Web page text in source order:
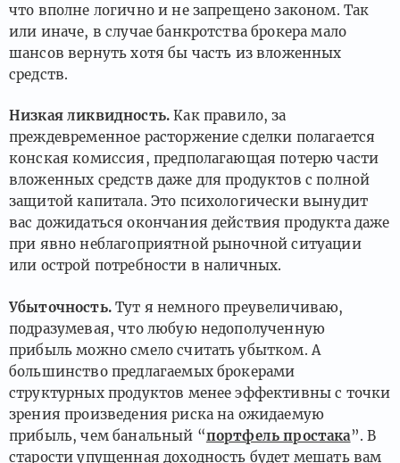
что вполне логично и не запрещено законом. Так
или иначе, в случае банкротства брокера мало
шансов вернуть хотя бы часть из вложенных
средств.
Низкая ликвидность. Как правило, за
преждевременное расторжение сделки полагается
конская комиссия, предполагающая потерю части
вложенных средств даже для продуктов с полной
защитой капитала. Это психологически вынудит
вас дожидаться окончания действия продукта даже
при явно неблагоприятной рыночной ситуации
или острой потребности в наличных.
Убыточность.Тут я немного преувеличиваю,
подразумевая, что любую недополученную
прибыль можно смело считать убытком. А
большинство предлагаемых брокерами
структурных продуктов менее эффективны с точки
зрения произведения риска на ожидаемую
прибыль, чем банальный “портфель простака”. В
старости упущенная доходность будет мешать вам